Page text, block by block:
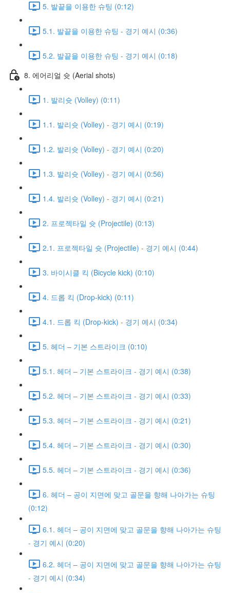
5. 발끝을 이용한 슈팅 (0:12)
5.1. 발끝을 이용한 슈팅 - 경기 예시 (0:36)
5.2. 발끝을 이용한 슈팅 - 경기 예시 (0:18)
8. 에어리얼 슛 (Aerial shots)
1. 발리슛 (Volley) (0:11)
1.1. 발리슛 (Volley) - 경기 예시 (0:19)
1.2. 발리슛 (Volley) - 경기 예시 (0:20)
1.3. 발리슛 (Volley) - 경기 예시 (0:56)
1.4. 발리슛 (Volley) - 경기 예시 (0:21)
2. 프로젝타일 슛 (Projectile) (0:13)
2.1. 프로젝타일 슛 (Projectile) - 경기 예시 (0:44)
3. 바이시클 킥 (Bicycle kick) (0:10)
4. 드롭 킥 (Drop-kick) (0:11)
4.1. 드롭 킥 (Drop-kick) - 경기 예시 (0:34)
5. 헤더 – 기본 스트라이크 (0:10)
5.1. 헤더 – 기본 스트라이크 - 경기 예시 (0:38)
5.2. 헤더 – 기본 스트라이크 - 경기 예시 (0:33)
5.3. 헤더 – 기본 스트라이크 - 경기 예시 (0:21)
5.4. 헤더 – 기본 스트라이크 - 경기 예시 (0:30)
5.5. 헤더 – 기본 스트라이크 - 경기 예시 (0:36)
6. 헤더 – 공이 지면에 맞고 골문을 향해 나아가는 슈팅
(0:12)
6.1. 헤더 – 공이 지면에 맞고 골문을 향해 나아가는 슈팅
- 경기 예시 (0:20)
6.2. 헤더 – 공이 지면에 맞고 골문을 향해 나아가는 슈팅
- 경기 예시 (0:34)